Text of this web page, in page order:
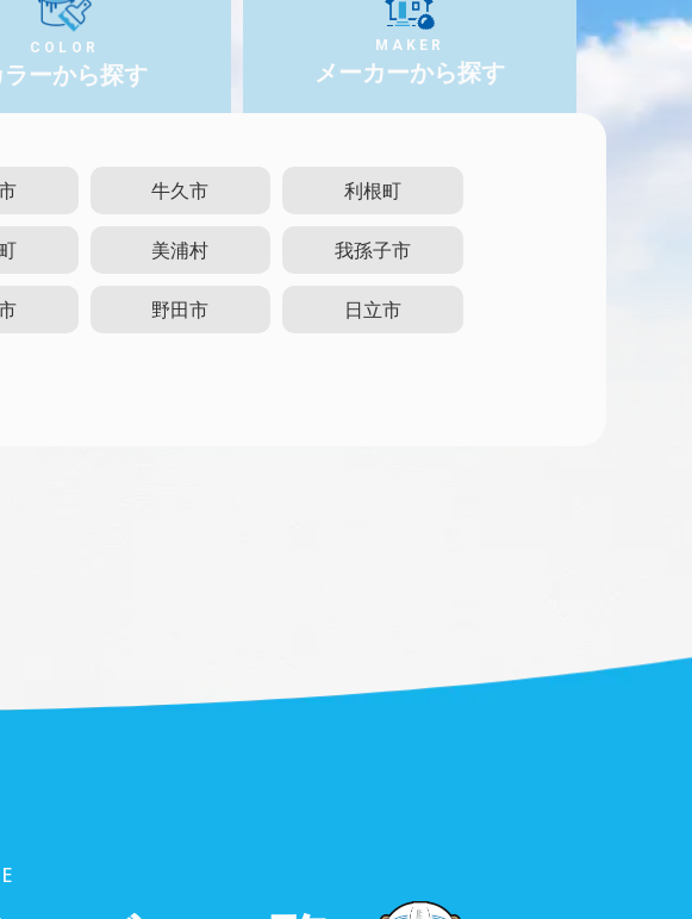
COLOR
ラーから探す
MAKER
メーカーから探す
牛久市 利根町
美浦村 我孫子市
野田市 日立市